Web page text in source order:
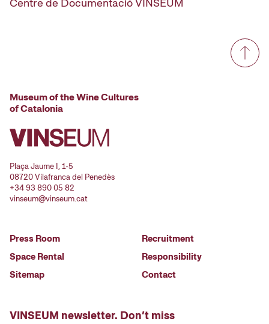
Centre de Documentació VINSEUM
Museum of the Wine Cultures
of Catalonia
Plaça Jaume I, 1-5
08720 Vilafranca del Penedès
+34 93 890 05 82
vinseum@vinseum.cat
Press Room
Space Rental
Sitemap
Recruitment
Responsibility
Contact
VINSEUM newsletter. Don’t miss